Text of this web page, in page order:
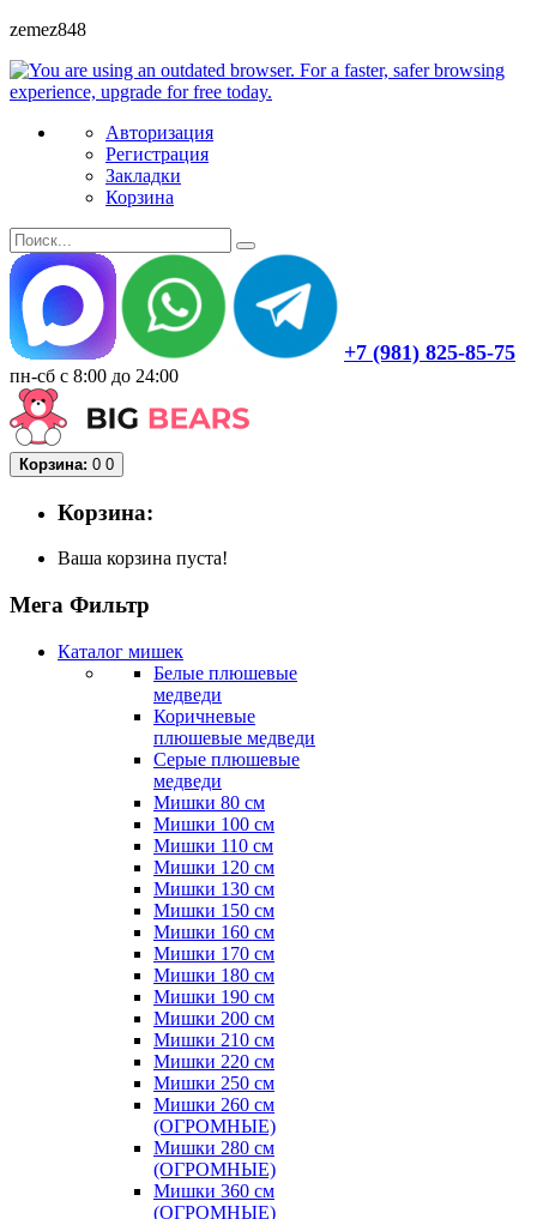
zemez848
Авторизация
Регистрация
Закладки
Корзина
+7 (981) 825-85-75
пн-сб с 8:00 до 24:00
Корзина: 0 0
Корзина:
Ваша корзина пуста!
Мега Фильтр
Каталог мишек
Белые плюшевые
медведи
Коричневые
плюшевые медведи
Серые плюшевые
медведи
Мишки 80 см
Мишки 100 см
Мишки 110 см
Мишки 120 см
Мишки 130 см
Мишки 150 см
Мишки 160 см
Мишки 170 см
Мишки 180 см
Мишки 190 см
Мишки 200 см
Мишки 210 см
Мишки 220 см
Мишки 250 см
Мишки 260 см
(ОГРОМНЫЕ)
Мишки 280 см
(ОГРОМНЫЕ)
Мишки 360 см
(ОГРОМНЫЕ)